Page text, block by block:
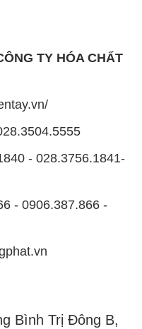
TY HÓA CHẤT
- 028.3756.1841-
- 0906.387.866 -
Bình Trị Đông B,